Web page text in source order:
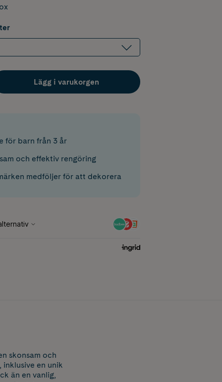
Lägg i varukorgen
för barn från 3 år
och effektiv rengöring
medföljer för att dekorera
skonsam och
en unik
än en vanlig,